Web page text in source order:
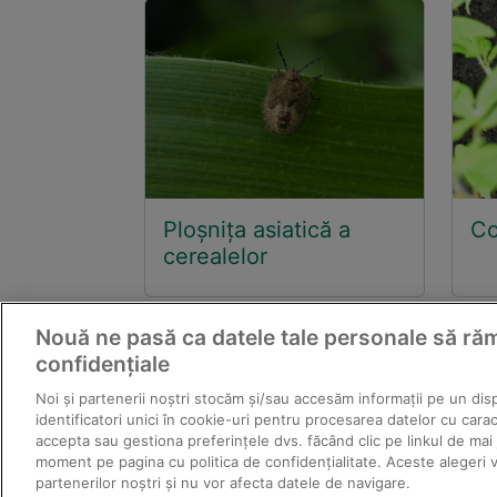
Ploșnița asiatică a
cerealelor
©
Textele şi fotografiile
Nouă ne pasă ca datele tale personale să
confidențiale
Noi și partenerii noștri stocăm și/sau accesăm informații pe un
identificatori unici în cookie-uri pentru procesarea datelor cu
accepta sau gestiona preferințele dvs. făcând clic pe linkul de mai
moment pe pagina cu politica de confidențialitate. Aceste alegeri
partenerilor noștri și nu vor afecta datele de navigare.